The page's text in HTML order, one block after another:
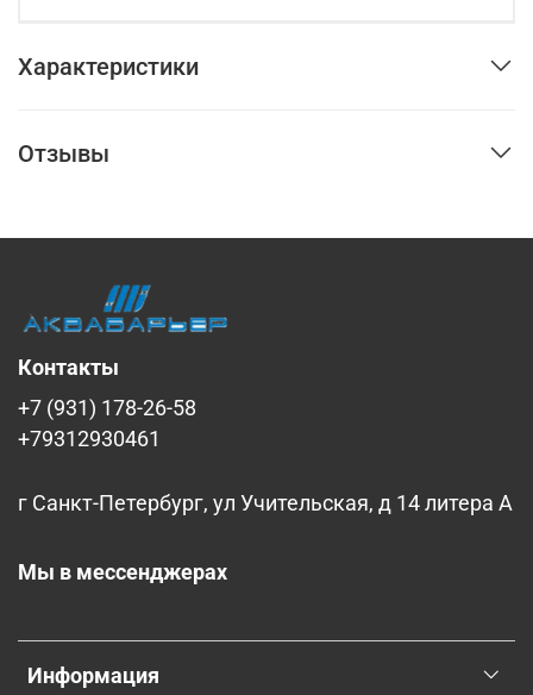
Характеристики
Отзывы
Информация
Контакты
+7 (931) 178-26-58
+79312930461
г Санкт-Петербург, ул Учительская, д 14 литера А
Мы в мессенджерах